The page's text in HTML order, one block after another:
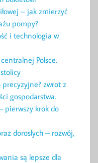
– jak zmierzyć
pompy?
i technologia w
Polsce.
zwrot z
gospodarstwa.
pierwszy krok do
dorosłych – rozwój,
są lepsze dla